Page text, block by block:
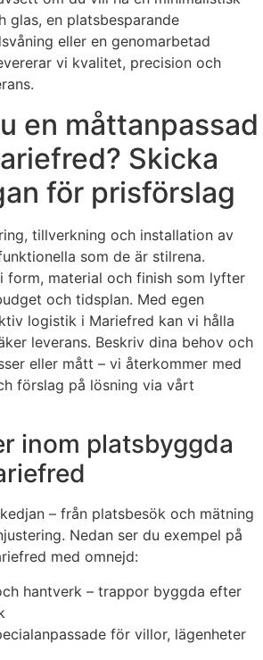
glas, en platsbesparande
eller en genomarbetad
vi kvalitet, precision och
en måttanpassad
Skicka
för prisförslag
tillverkning och installation av
som de är stilrena.
form, material och finish som lyfter
och tidsplan. Med egen
logistik i Mariefred kan vi hålla
leverans. Beskriv dina behov och
eller mått – vi återkommer med
förslag på lösning via vårt
inom platsbyggda
– från platsbesök och mätning
Nedan ser du exempel på
med omnejd:
hantverk – trappor byggda efter
för villor, lägenheter